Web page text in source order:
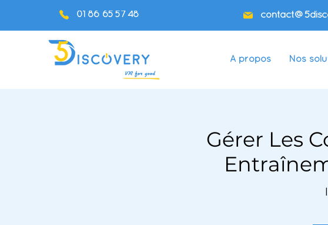
01 86 65 57 48
A propos Nos
Gérer Les